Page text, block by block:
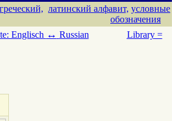
греческий, латинский алфавит, условные
обозначения
Englisch ↔ Russian
Library =